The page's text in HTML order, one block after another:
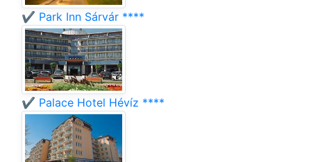
✔️ Park Inn Sárvár ****
✔️ Palace Hotel Hévíz ****